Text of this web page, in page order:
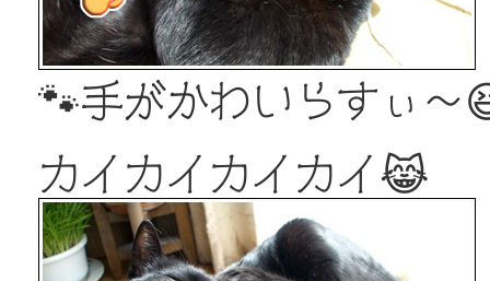
🐾手がかわいらすぃ～
カイカイカイカイ😹